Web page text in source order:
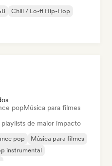
Chill / Lo-fi Hip-Hop
popMúsica para filmes
de maior impacto
pop
Música para filmes
instrumental